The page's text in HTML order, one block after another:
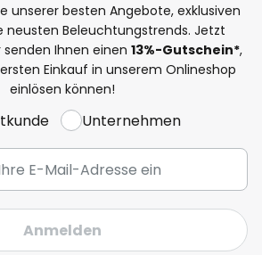
unserer besten Angebote, exklusiven
neusten Beleuchtungstrends. Jetzt
Ihnen einen 13%-Gutschein*,
Einkauf in unserem Onlineshop
einlösen können!
Unternehmen
Anmelden